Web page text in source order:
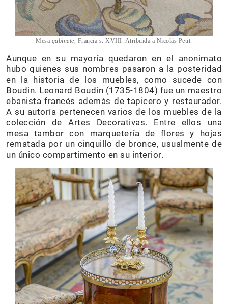
Mesa gabinete, Francia s. XVIII. Atribuida a Nicolás Petit.
Aunque en su mayoría quedaron en el anonimato
hubo quienes sus nombres pasaron a la posteridad
en la historia de los muebles, como sucede con
Boudin. Leonard Boudin (1735-1804) fue un maestro
ebanista francés además de tapicero y restaurador.
A su autoría pertenecen varios de los muebles de la
colección de Artes Decorativas. Entre ellos una
mesa tambor con marquetería de flores y hojas
rematada por un cinquillo de bronce, usualmente de
un único compartimento en su interior.